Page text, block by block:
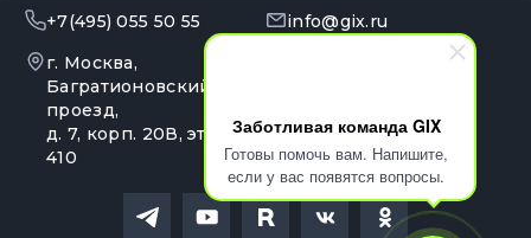
Заботливая команда GIX
Готовы помочь вам. Напишите,
если у вас появятся вопросы.
+7(495) 055 50 55
info@gix.ru
г. Москва,
Багратионовский
проезд,
д. 7, корп. 20В, эт. 4, оф.
410